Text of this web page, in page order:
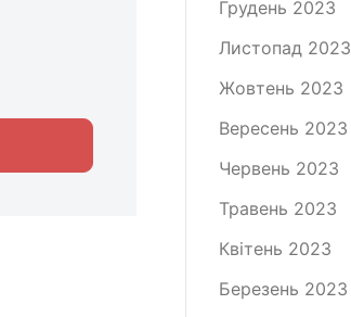
Грудень 2023
Листопад 2023
Жовтень 2023
Вересень 2023
Червень 2023
Травень 2023
Квітень 2023
Березень 2023